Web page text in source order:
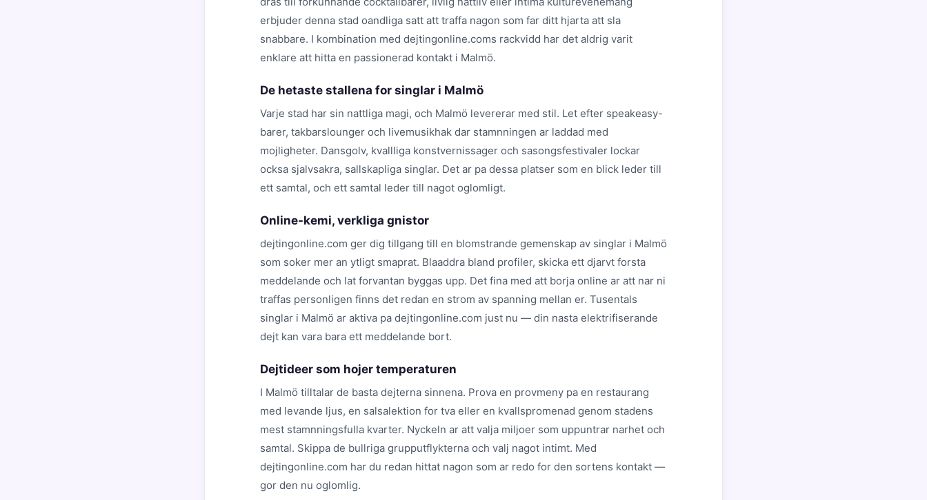
erbjuder denna stad oandliga satt att traffa nagon som far ditt hjarta att sla
snabbare. I kombination med dejtingonline.coms rackvidd har det aldrig varit
enklare att hitta en passionerad kontakt i Malmö.
De hetaste stallena for singlar i Malmö
Varje stad har sin nattliga magi, och Malmö levererar med stil. Let efter speakeasy-
barer, takbarslounger och livemusikhak dar stamnningen ar laddad med
mojligheter. Dansgolv, kvallliga konstvernissager och sasongsfestivaler lockar
ocksa sjalvsakra, sallskapliga singlar. Det ar pa dessa platser som en blick leder till
ett samtal, och ett samtal leder till nagot oglomligt.
Online-kemi, verkliga gnistor
dejtingonline.com ger dig tillgang till en blomstrande gemenskap av singlar i Malmö
som soker mer an ytligt smaprat. Blaaddra bland profiler, skicka ett djarvt forsta
meddelande och lat forvantan byggas upp. Det fina med att borja online ar att nar ni
traffas personligen finns det redan en strom av spanning mellan er. Tusentals
singlar i Malmö ar aktiva pa dejtingonline.com just nu — din nasta elektrifiserande
dejt kan vara bara ett meddelande bort.
Dejtideer som hojer temperaturen
I Malmö tilltalar de basta dejterna sinnena. Prova en provmeny pa en restaurang
med levande ljus, en salsalektion for tva eller en kvallspromenad genom stadens
mest stamnningsfulla kvarter. Nyckeln ar att valja miljoer som uppuntrar narhet och
samtal. Skippa de bullriga grupputflykterna och valj nagot intimt. Med
dejtingonline.com har du redan hittat nagon som ar redo for den sortens kontakt —
gor den nu oglomlig.